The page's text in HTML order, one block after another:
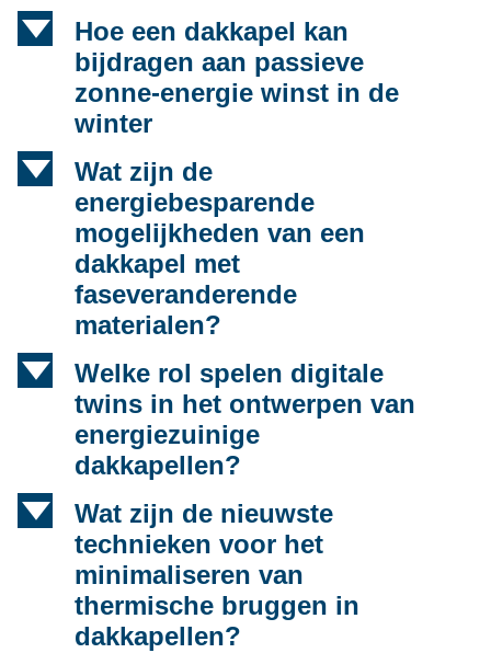
d
Hoe een dakkapel kan
bijdragen aan passieve
zonne-energie winst in de
winter
d
Wat zijn de
energiebesparende
mogelijkheden van een
dakkapel met
faseveranderende
materialen?
d
Welke rol spelen digitale
twins in het ontwerpen van
energiezuinige
dakkapellen?
d
Wat zijn de nieuwste
technieken voor het
minimaliseren van
thermische bruggen in
dakkapellen?